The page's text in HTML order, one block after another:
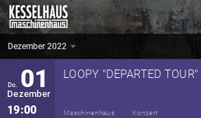
19:00 Maschinenhaus Lesung
Dezember 2022
Do. 01
Dezember
19:00
LOOPY "DEPARTED TOUR"
Maschinenhaus Konzert
Dezember 2022 ▼